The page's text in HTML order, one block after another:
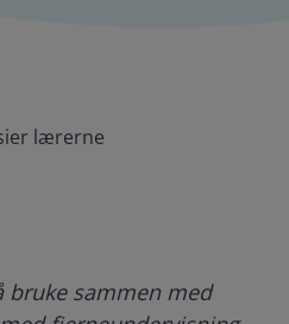
lærerne
bruke sammen med